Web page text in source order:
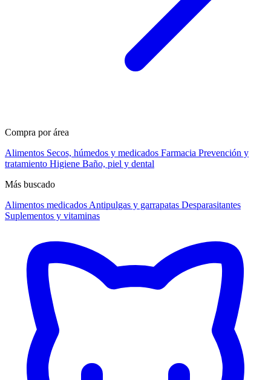
Compra por área
Alimentos Secos, húmedos y medicados Farmacia Prevención y
tratamiento Higiene Baño, piel y dental
Más buscado
Alimentos medicados Antipulgas y garrapatas Desparasitantes
Suplementos y vitaminas